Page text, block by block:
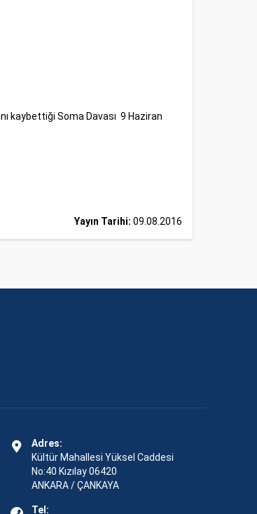
kaybettiği Soma Davası 9 Haziran
Yayın Tarihi: 09.08.2016
Adres:
Kültür Mahallesi Yüksel Caddesi
No:40 Kızılay 06420
ANKARA / ÇANKAYA
Tel: